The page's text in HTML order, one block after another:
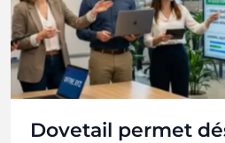
Dovetail permet